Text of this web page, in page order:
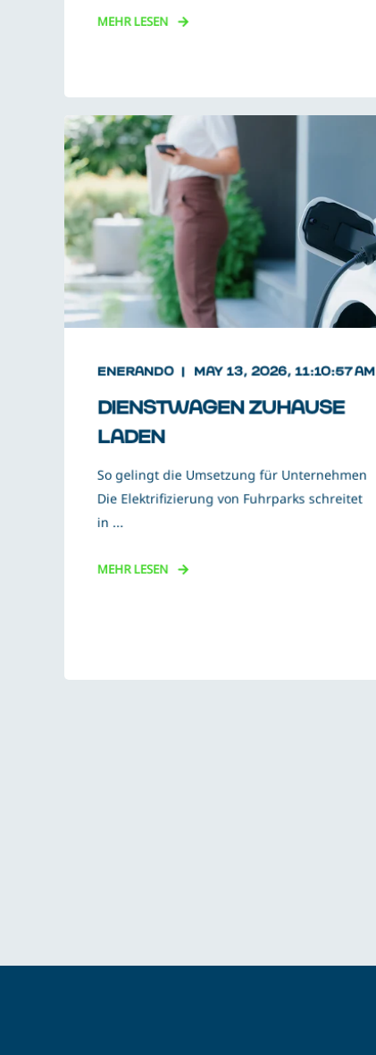
MEHR LESEN
ENERANDO MAY 13, 2026, 11:10:57 AM
DIENSTWAGEN ZUHAUSE
LADEN
So gelingt die Umsetzung für Unternehmen
Die Elektrifizierung von Fuhrparks schreitet
in ...
MEHR LESEN